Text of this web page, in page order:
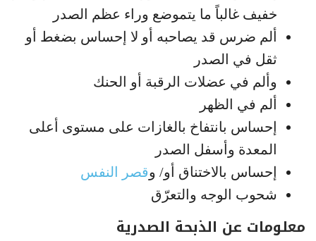
خفيف غالباً ما يتموضع وراء عظم الصدر
ألم ضرس قد يصاحبه أو لا إحساس بضغط أو
ثقل في الصدر
وألم في عضلات الرقبة أو الحنك
ألم في الظهر
إحساس بانتفاخ بالغازات على مستوى أعلى
المعدة وأسفل الصدر
إحساس بالاختناق أو/ وقصر النفس
شحوب الوجه والتعرّق
معلومات عن الذبحة الصدرية